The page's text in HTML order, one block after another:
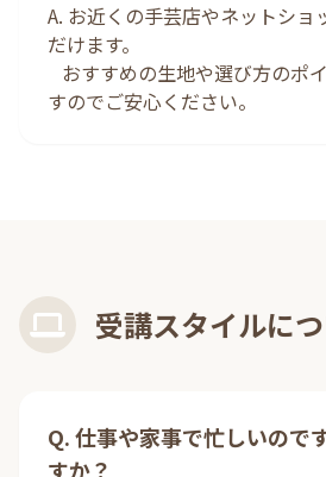
A. お近くの手芸店やネットショ
だけます。
おすすめの生地や選び方のポ
すのでご安心ください。
受講スタイルに
Q. 仕事や家事で忙しいので
すか？